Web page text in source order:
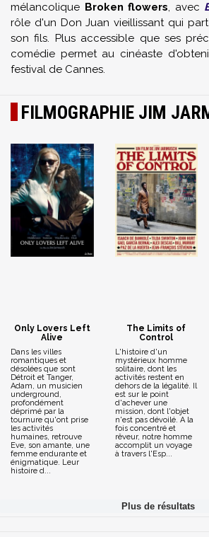
mélancolique Broken flowers, avec
rôle d'un Don Juan vieillissant qui
son fils. Plus accessible que ses
comédie permet au cinéaste
festival de Cannes.
FILMOGRAPHIE JIM
Only Lovers Left
Alive
Dans les villes
romantiques et
désolées que sont
Détroit et Tanger,
Adam, un musicien
underground,
profondément
déprimé par la
tournure qu'ont prise
les activités
humaines, retrouve
Eve, son amante, une
femme endurante et
énigmatique. Leur
histoire d...
The Limits of
Control
L'histoire d'un
mystérieux homme
solitaire, dont les
activités restent en
dehors de la légalité. Il
est sur le point
d'achever une
mission, dont l'objet
n'est pas dévoilé. A la
fois concentré et
rêveur, notre homme
accomplit un voyage
à travers l'Esp...